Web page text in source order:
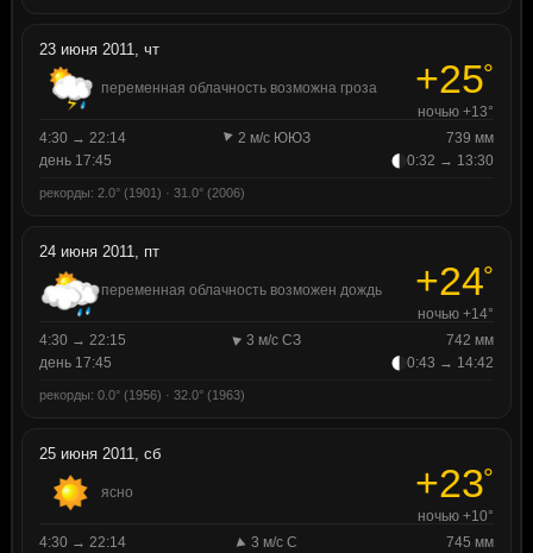
23 июня 2011, чт
переменная облачность возможна гроза +25°
ночью +13°
4:30 → 22:14
2 м/с ЮЮЗ
739 мм
день 17:45
0:32 → 13:30
рекорды: 2.0° (1901) · 31.0° (2006)
24 июня 2011, пт
переменная облачность возможен дождь +24°
ночью +14°
4:30 → 22:15
3 м/с СЗ
742 мм
день 17:45
0:43 → 14:42
рекорды: 0.0° (1956) · 32.0° (1963)
25 июня 2011, сб
ясно +23°
ночью +10°
4:30 → 22:14
3 м/с С
745 мм